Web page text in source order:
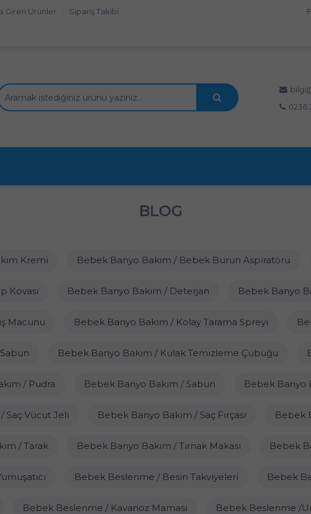
Giren Ürünler Sipariş Takibi
0236
BLOG
Kremi Bebek Banyo Bakım / Bebek Burun Aspiratörü
Kovası Bebek Banyo Bakım / Deterjan Bebek Banyo
Macunu Bebek Banyo Bakım / Kolay Tarama Spreyi
Bebek Banyo Bakım / Kulak Temizleme Çubuğu
/ Pudra Bebek Banyo Bakım / Sabun Bebek Banyo
Saç Vücut Jeli Bebek Banyo Bakım / Saç Fırçası Bebek
/ Tarak Bebek Banyo Bakım / Tırnak Makası Bebek
Bebek Beslenme / Besin Takviyeleri Bebek
Bebek Beslenme / Kavanoz Maması Bebek Beslenme /